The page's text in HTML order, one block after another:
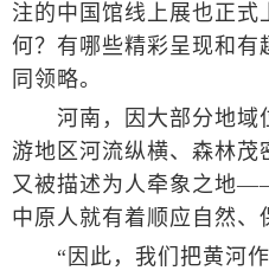
注的中国馆线上展也正式
何？有哪些精彩呈现和有
同领略。
河南，因大部分地域
游地区河流纵横、森林茂
又被描述为人牵象之地
中原人就有着顺应自然、
“因此，我们把黄河作